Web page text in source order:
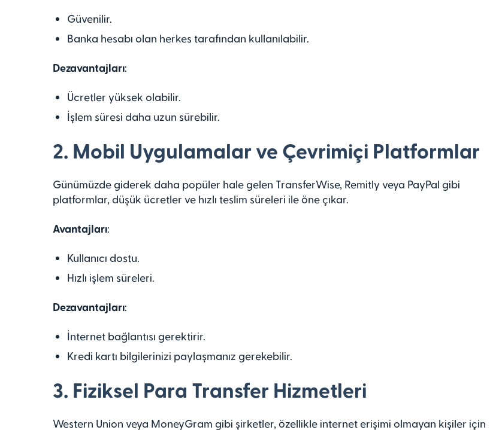
Güvenilir.
Banka hesabı olan herkes tarafından kullanılabilir.
Dezavantajları:
Ücretler yüksek olabilir.
İşlem süresi daha uzun sürebilir.
2. Mobil Uygulamalar ve Çevrimiçi Platformlar
Günümüzde giderek daha popüler hale gelen TransferWise, Remitly veya PayPal gibi
platformlar, düşük ücretler ve hızlı teslim süreleri ile öne çıkar.
Avantajları:
Kullanıcı dostu.
Hızlı işlem süreleri.
Dezavantajları:
İnternet bağlantısı gerektirir.
Kredi kartı bilgilerinizi paylaşmanız gerekebilir.
3. Fiziksel Para Transfer Hizmetleri
Western Union veya MoneyGram gibi şirketler, özellikle internet erişimi olmayan kişiler için